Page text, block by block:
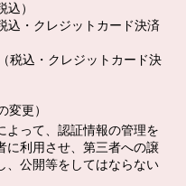
）
込・クレジットカード決済
税込・クレジットカード決
更）
よって、認証情報の管理を
に利用させ、第三者への譲
、公開等をしてはならない